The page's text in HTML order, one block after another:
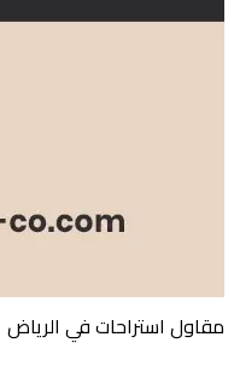
مقاول استراحات في الرياض